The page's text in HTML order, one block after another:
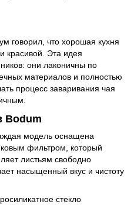
говорил, что хорошая кухня
красивой. Эта идея
они лаконичны по
материалов и полностью
процесс заваривания чая
Bodum
модель оснащена
фильтром, который
листьям свободно
насыщенный вкус и чистоту
стекло